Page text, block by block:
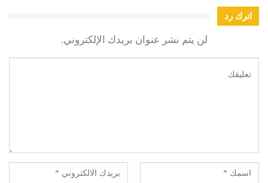
اترك رد
لن يتم نشر عنوان بريدك الإلكتروني.